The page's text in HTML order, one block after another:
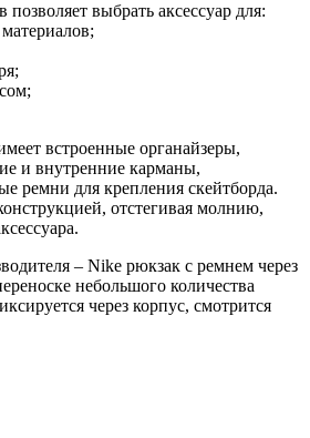
позволяет выбрать аксессуар для:
встроенные органайзеры,
и внутренние карманы,
ремни для крепления скейтборда.
отстегивая молнию,
– Nike рюкзак с ремнем через
небольшого количества
через корпус, смотрится